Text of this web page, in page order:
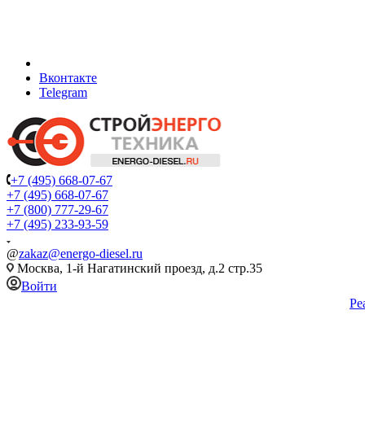
Вконтакте
Telegram
+7 (495) 668-07-67
+7 (495) 668-07-67
+7 (800) 777-29-67
+7 (495) 233-93-59
@zakaz@energo-diesel.ru
Москва, 1-й Нагатинский проезд, д.2 стр.35
Войти